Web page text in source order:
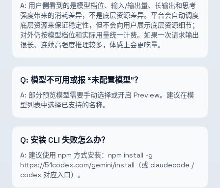
A: 用户侧看到的是模型档位、输入/输出量、长输出和思考
强度带来的消耗差异，不是底层资源差异。平台会自动调度
底层资源来保证稳定性，但不会向用户展示底层资源细节；
对外仍按模型档位和实际用量统一计费。如果一次请求输出
很长、连续高强度推理较多，体感上会更吃量。
Q: 模型不可用或报 “未配置模型”？
A: 部分预览模型需要手动选择或开启 Preview。建议在模
型列表中选择已支持的名称。
Q: 安装 CLI 失败怎么办？
A: 建议使用 npm 方式安装：npm install -g
https://51codex.com/gemini/install（或 claudecode /
codex 对应入口）。